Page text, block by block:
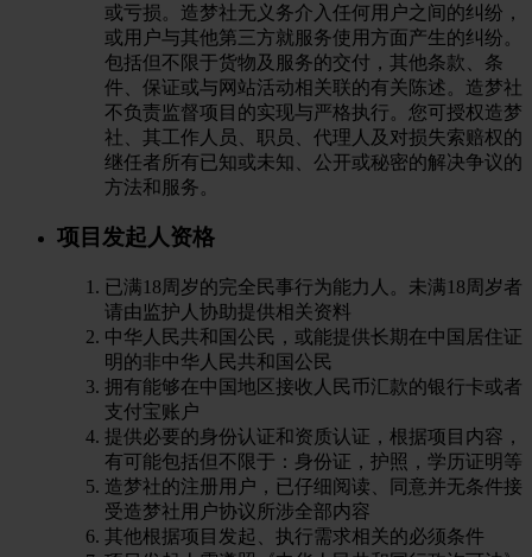
或亏损。造梦社无义务介入任何用户之间的纠纷，
或用户与其他第三方就服务使用方面产生的纠纷。
包括但不限于货物及服务的交付，其他条款、条
件、保证或与网站活动相关联的有关陈述。造梦社
不负责监督项目的实现与严格执行。您可授权造梦
社、其工作人员、职员、代理人及对损失索赔权的
继任者所有已知或未知、公开或秘密的解决争议的
方法和服务。
项目发起人资格
已满18周岁的完全民事行为能力人。未满18周岁者
请由监护人协助提供相关资料
中华人民共和国公民，或能提供长期在中国居住证
明的非中华人民共和国公民
拥有能够在中国地区接收人民币汇款的银行卡或者
支付宝账户
提供必要的身份认证和资质认证，根据项目内容，
有可能包括但不限于：身份证，护照，学历证明等
造梦社的注册用户，已仔细阅读、同意并无条件接
受造梦社用户协议所涉全部内容
其他根据项目发起、执行需求相关的必须条件